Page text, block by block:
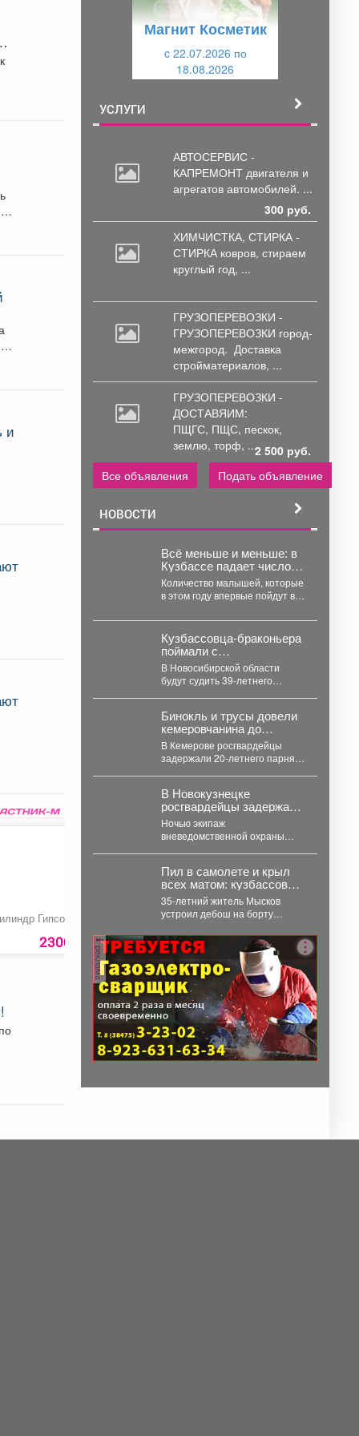
и
Гипсофила
2300 руб.
Рулет из лаваша
252 руб.
Букет белых роз в
6350
Магнит Косметик
c 22.07.2026 по
18.08.2026
УСЛУГИ
АВТОСЕРВИС -
КАПРЕМОНТ двигателя и
агрегатов автомобилей. ...
300 руб.
ХИМЧИСТКА, СТИРКА -
СТИРКА ковров, стираем
круглый год, ...
ГРУЗОПЕРЕВОЗКИ -
ГРУЗОПЕРЕВОЗКИ город-
межгород. Доставка
стройматериалов, ...
ГРУЗОПЕРЕВОЗКИ -
ДОСТАВЯИМ:
ПЩГС, ПЩС, пескок,
землю, торф, ...2 500 руб.
Все объявления
Подать объявление
НОВОСТИ
Всё меньше и меньше: в
Кузбассе падает число
первоклассников
Количество малышей, которые
в этом году впервые пойдут в
Кемеровской области....
Кузбассовца-браконьера
поймали с
краснокнижным осетром
в Новосибирске
В Новосибирской области
будут судить 39‑летнего
занесённой в...
Бинокль и трусы довели
кемеровчанина до
уголовного дела
В Кемерове росгвардейцы
задержали 20-летнего парня,
комплектвещей. В...
В Новокузнецке
росгвардейцы задержали
дебошира, повредившего
окно и дверь квартиры
сожительницы
Ночью экипаж
вневедомственной охраны
правопорядка обнаружили...
Пил в самолете и крыл
всех матом: кузбассовец
устроил дебош на рейсе
из Петербурга
35-летний житель Мысков
устроил дебош на борту
Санкт-Петербурга в
Новокузнецк. Мужчина пил...
реклама